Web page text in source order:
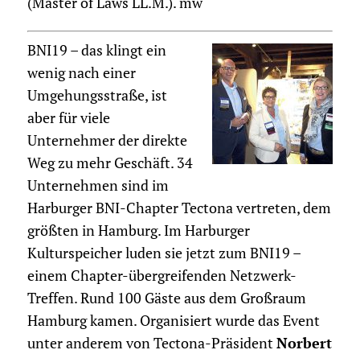
BNI19 – das klingt ein
wenig nach einer
Umgehungsstraße, ist
aber für viele
Unternehmer der direkte
Weg zu mehr Geschäft. 34
Unternehmen sind im
Harburger BNI-Chapter Tectona vertreten, dem
größten in Hamburg. Im Harburger
Kulturspeicher luden sie jetzt zum BNI19 –
einem Chapter-übergreifenden Netzwerk-
Treffen. Rund 100 Gäste aus dem Großraum
Hamburg kamen. Organisiert wurde das Event
unter anderem von Tectona-PräsidentNorbert